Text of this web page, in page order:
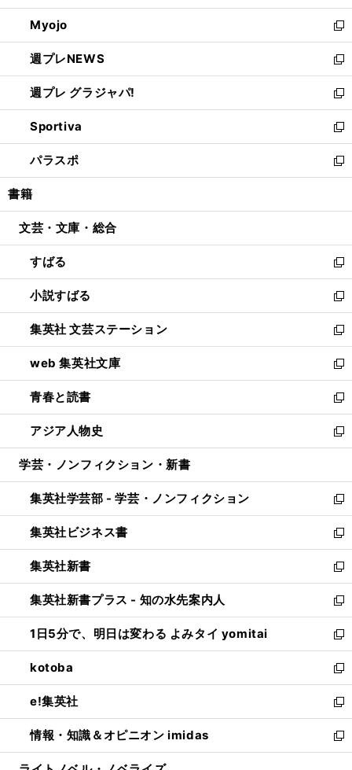
開
く
ウ
で
開
く
ン
ド
ウ
で
開
く
ウ
ィ
ン
ド
ウ
で
開
く
Myojo
新
し
い
ウ
ィ
ン
ド
ウ
で
開
週プレNEWS
新
し
い
ウ
ィ
ン
ド
ウ
開
週プレ グラジャパ!
新
し
い
ウ
ィ
ン
ウ
開
く
Sportiva
新
し
い
ウ
ン
ウ
で
開
く
パラスポ
新
し
ウ
ン
ド
ウ
で
開
く
書籍
文芸・文庫・総合
すばる
新
し
い
ウ
ィ
ン
ド
ウ
で
開
く
小説すばる
新
し
い
ウ
ィ
ン
ド
ウ
で
開
集英社 文芸ステーション
新
し
い
ウ
ィ
ン
ド
ウ
開
く
web 集英社文庫
新
し
い
ウ
ィ
ン
ウ
で
開
く
青春と読書
新
し
い
ウ
ン
ド
ウ
で
開
く
アジア人物史
新
し
ウ
ィ
ン
ド
ウ
で
開
く
学芸・ノンフィクション・新書
集英社学芸部 - 学芸・ノンフィクション
新
し
い
ウ
ィ
ン
ド
ウ
で
開
く
集英社ビジネス書
新
し
い
ウ
ィ
ン
ド
ウ
で
開
く
集英社新書
新
し
い
ウ
ィ
ン
ド
ウ
で
開
く
集英社新書プラス - 知の水先案内人
新
し
い
ウ
ィ
ン
ド
ウ
で
開
1日5分で、明日は変わる よみタイ yomitai
新
し
い
ウ
ィ
ン
ド
ウ
kotoba
新
し
い
ウ
ィ
ン
e!集英社
新
し
い
ウ
情報・知識＆オピニオン imidas
新
し